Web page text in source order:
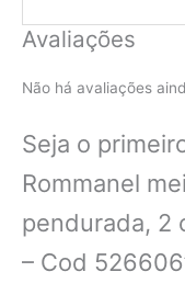
Avaliações
Não há avaliações
Seja o
Rommanel
pendurada, 2
– Cod